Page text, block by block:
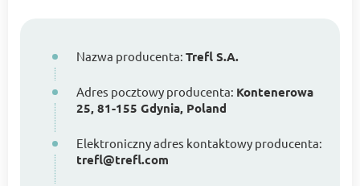
Nazwa producenta: Trefl S.A.
Adres pocztowy producenta: Kontenerowa
25, 81-155 Gdynia, Poland
Elektroniczny adres kontaktowy producenta:
trefl@trefl.com